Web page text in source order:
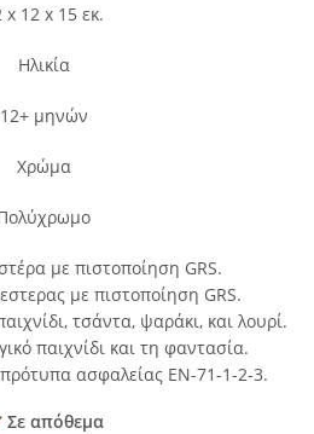
x 12 x 15 εκ.
Ηλικία
12+ μηνών
Χρώμα
με πιστοποίηση GRS.
με πιστοποίηση GRS.
τσάντα, ψαράκι, και λουρί.
παιχνίδι και τη φαντασία.
ασφαλείας EN-71-1-2-3.
Σε απόθεμα